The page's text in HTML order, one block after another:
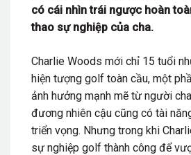
có cái nhìn trái ngược hoàn
thao sự nghiệp của cha.
Charlie Woods mới chỉ 15 tuổi
hiện tượng golf toàn cầu, một
ảnh hưởng mạnh mẽ từ người
đương nhiên cậu cũng có tài
triển vọng. Nhưng trong khi
sự nghiệp golf thành công để